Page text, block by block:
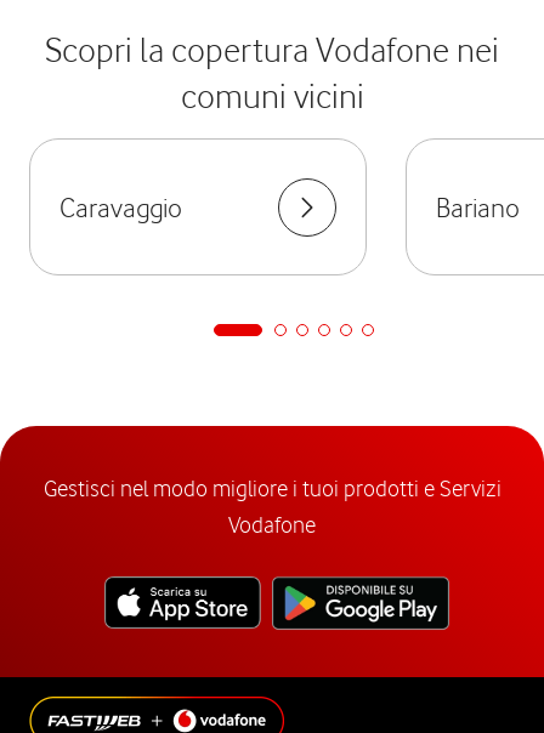
Scopri la copertura Vodafone nei
comuni vicini
Caravaggio Bariano
Gestisci nel modo migliore i tuoi prodotti e Servizi
Vodafone